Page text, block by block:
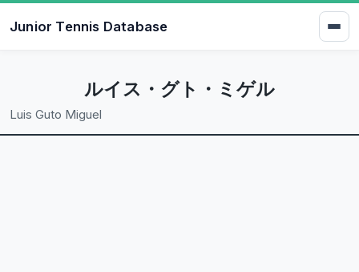
Junior Tennis Database
ルイス・グト・ミゲル
Luis Guto Miguel